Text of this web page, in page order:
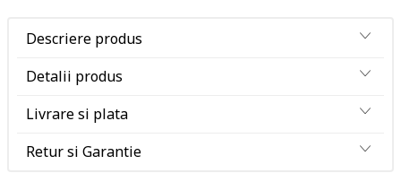
Descriere produs
Detalii produs
Livrare si plata
Retur si Garantie